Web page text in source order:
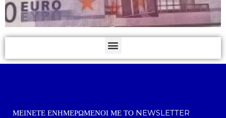
ΜΕΊΝΕΤΕ ΕΝΗΜΕΡΩΜΈΝΟΙ ΜΕ ΤΟ NEWSLETTER